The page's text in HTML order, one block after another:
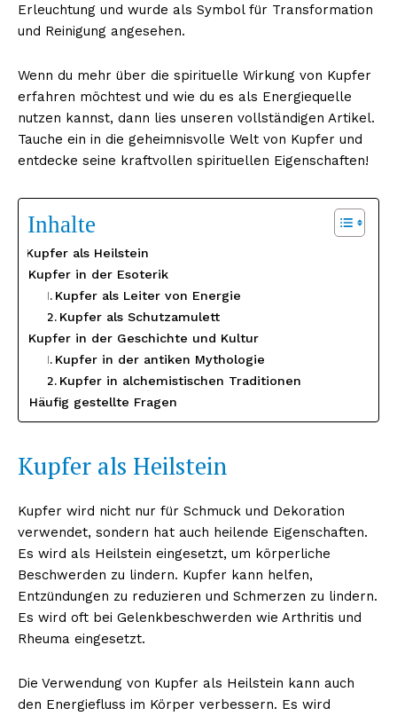
Erleuchtung und wurde als Symbol für Transformation
und Reinigung angesehen.
Wenn du mehr über die spirituelle Wirkung von Kupfer
erfahren möchtest und wie du es als Energiequelle
nutzen kannst, dann lies unseren vollständigen Artikel.
Tauche ein in die geheimnisvolle Welt von Kupfer und
entdecke seine kraftvollen spirituellen Eigenschaften!
Inhalte
Kupfer als Heilstein
Kupfer in der Esoterik
Kupfer als Leiter von Energie
Kupfer als Schutzamulett
Kupfer in der Geschichte und Kultur
Kupfer in der antiken Mythologie
Kupfer in alchemistischen Traditionen
Häufig gestellte Fragen
Kupfer als Heilstein
Kupfer wird nicht nur für Schmuck und Dekoration
verwendet, sondern hat auch heilende Eigenschaften.
Es wird als Heilstein eingesetzt, um körperliche
Beschwerden zu lindern. Kupfer kann helfen,
Entzündungen zu reduzieren und Schmerzen zu lindern.
Es wird oft bei Gelenkbeschwerden wie Arthritis und
Rheuma eingesetzt.
Die Verwendung von Kupfer als Heilstein kann auch
den Energiefluss im Körper verbessern. Es wird